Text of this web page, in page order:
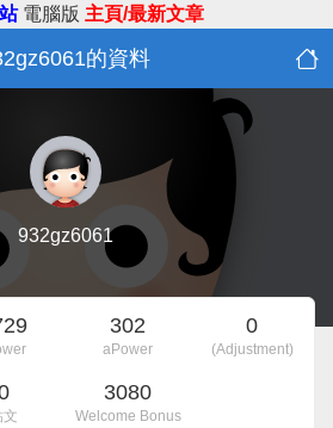
電腦版 主頁/最新文章
的資料
932gz6061
302
aPower
0
(Adjustment)
文
3080
Welcome Bonus